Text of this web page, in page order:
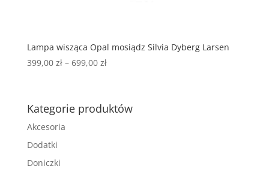
Lampa wisząca Opal mosiądz Silvia Dyberg Larsen
399,00 zł– 699,00 zł
Kategorie produktów
Akcesoria
Dodatki
Doniczki